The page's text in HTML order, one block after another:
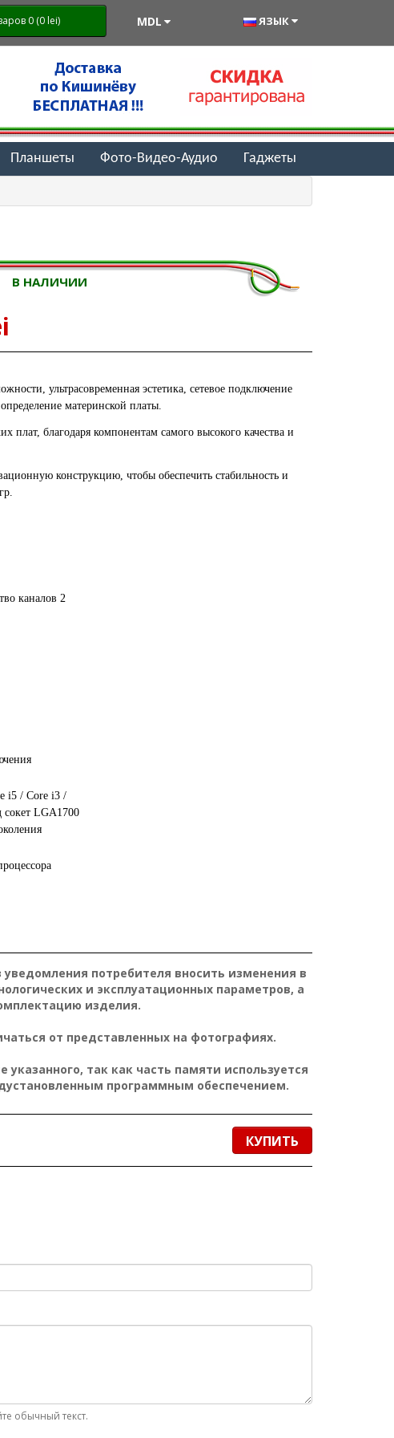
0 (0 lei) MDL ЯЗЫК
Планшеты Фото-Видео-Аудио Гаджеты
В НАЛИЧИИ
ультрасовременная эстетика, сетевое подключение
материнской платы.
плат, благодаря компонентам самого высокого качества и
конструкцию, чтобы обеспечить стабильность и
каналов 2
i5 / Core i3 /
сокет LGA1700
потребителя вносить изменения в
и эксплуатационных параметров, а
изделия.
от представленных на фотографиях.
так как часть памяти используется
программным обеспечением.
КУПИТЬ
обычный текст.